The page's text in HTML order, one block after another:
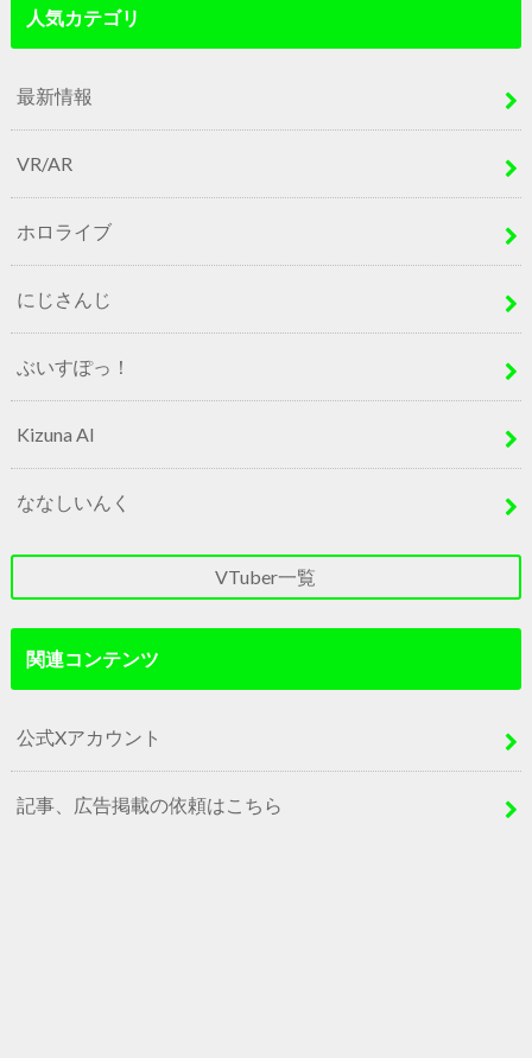
人気カテゴリ
最新情報
VR/AR
ホロライブ
にじさんじ
ぶいすぽっ！
Kizuna AI
ななしいんく
VTuber一覧
関連コンテンツ
公式Xアカウント
記事、広告掲載の依頼はこちら